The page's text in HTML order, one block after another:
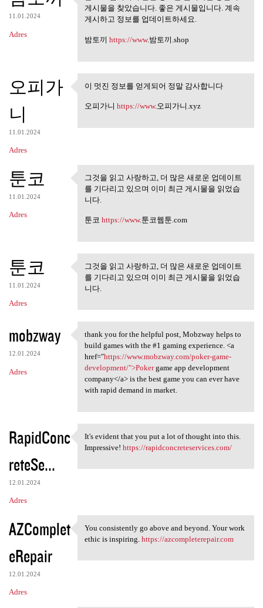
11.01.2024
Adres
블로그 검색에서 관련 정보를 검
색하는 동안이 게시물을
게시물을 찾았습니다. 좋은 게시물입니다. 계속
게시하고 정보를 업데이트하세요.
밤토끼 https://www.밤토끼.shop
오피가
니
11.01.2024
Adres
이 멋진 정보를 얻게되어 정말 감
사합니다
이 멋진 정보를 얻게되어 정말 감사합니다
오피가니 https://www.오피가니.xyz
툰코
11.01.2024
Adres
그것을 읽고 사랑하고, 더 많은 새
로운 업데이트를
그것을 읽고 사랑하고, 더 많은 새로운 업데이트
를 기다리고 있으며 이미 최근 게시물을 읽었습
니다.
툰코 https://www.툰코웹툰.com
툰코
11.01.2024
Adres
그것을 읽고 사랑하고, 더 많은 새
로운 업데이트를
그것을 읽고 사랑하고, 더 많은 새로운 업데이트
를 기다리고 있으며 이미 최근 게시물을 읽었습
니다.
mobzway
12.01.2024
Adres
thank you for the helpful
thank you for the helpful post, Mobzway helps to
build games with the #1 gaming experience. <a
href="https://www.mobzway.com/poker-game-
development/">Pokergame app development
company</a> is the best game you can ever have
with rapid demand in market.
RapidConc
reteSe...
12.01.2024
Adres
It's evident that you put a
It's evident that you put a lot of thought into this.
Impressive! https://rapidconcreteservices.com/
AZComplet
eRepair
12.01.2024
Adres
You consistently go above and
You consistently go above and beyond. Your work
ethic is inspiring. https://azcompleterepair.com